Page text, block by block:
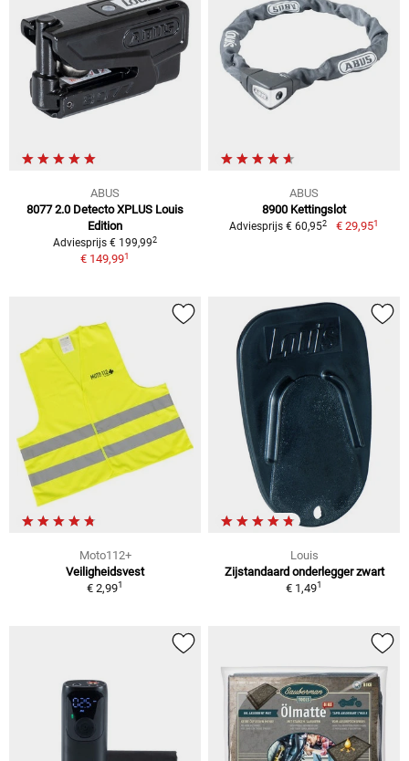
ABUS
8077 2.0 Detecto XPLUS Louis
Edition
Adviesprijs € 199,992
€ 149,991
ABUS
8900 Kettingslot
Adviesprijs € 60,952 € 29,951
Moto112+
Veiligheidsvest
€ 2,991
Louis
Zijstandaard onderlegger zwart
€ 1,491